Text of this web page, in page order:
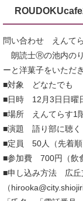
問い合わせ えんて
朗読士Ⓡの池内のり
ーと洋菓子をいただ
■対象 どなたでも
■日時 12月3日日曜
■場所 えんてらす1
■演題 語り部に聴く
■定員 50人（先着順
■参加費 700円（飲
■申し込み方法 広丘
（